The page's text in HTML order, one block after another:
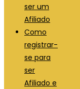
ser um
Afiliado
Como
registrar-
se para
ser
Afiliado e